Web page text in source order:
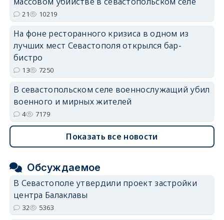
21 10219
На фоне ресторанного кризиса в одном из
лучших мест Севастополя открылся бар-
бистро
13 7250
В севастопольском селе военнослужащий убил
военного и мирных жителей
4 7179
Показать все новости
Обсуждаемое
В Севастополе утвердили проект застройки
центра Балаклавы
32 5363